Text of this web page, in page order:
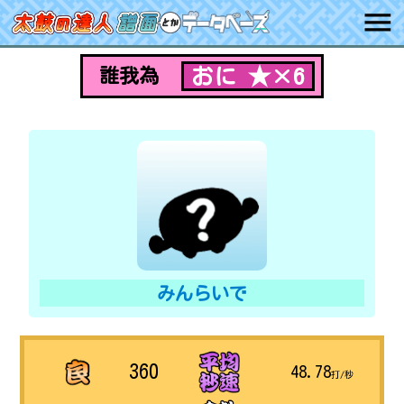
誰我為 おに ★×6
みんらいで
360 48.78打/秒